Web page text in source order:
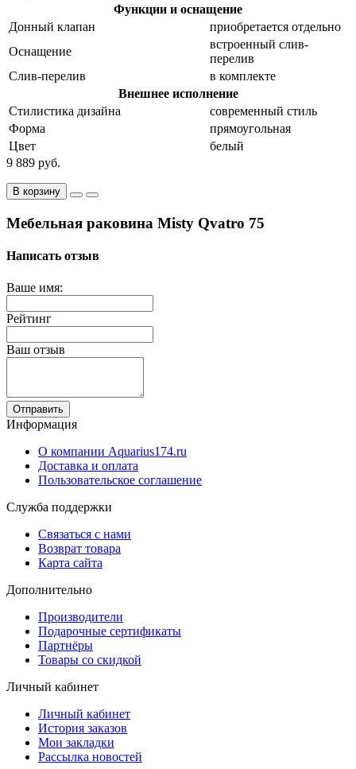
Функции и оснащение
Донный клапан
приобретается отдельно
Оснащение
встроенный слив-
перелив
Слив-перелив
в комплекте
Внешнее исполнение
Стилистика дизайна
современный стиль
Форма
прямоугольная
Цвет
белый
9 889 руб.
В корзину
Мебельная раковина Misty Qvatro 75
Написать отзыв
Ваше имя:
Рейтинг
Ваш отзыв
Отправить
Информация
О компании Aquarius174.ru
Доставка и оплата
Пользовательское соглашение
Служба поддержки
Связаться с нами
Возврат товара
Карта сайта
Дополнительно
Производители
Подарочные сертификаты
Партнёры
Товары со скидкой
Личный кабинет
Личный кабинет
История заказов
Мои закладки
Рассылка новостей